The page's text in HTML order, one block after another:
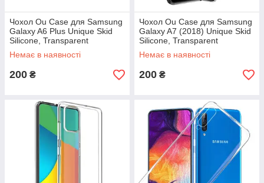
Чохол Ou Case для Samsung
Galaxy A6 Plus Unique Skid
Silicone, Transparent
Немає в наявності
200 ₴
Чохол Ou Case для Samsung
Galaxy A7 (2018) Unique Skid
Silicone, Transparent
Немає в наявності
200 ₴